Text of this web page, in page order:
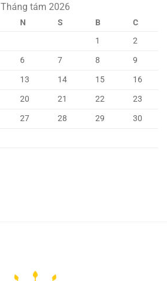
Tháng tám 2026
N S B
C
1
2
6 7 8
9
13 14 15
16
20 21 22
23
27 28 29
30